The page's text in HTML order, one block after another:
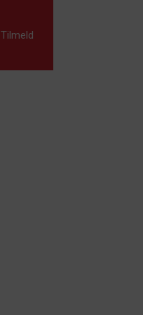
Tilmeld